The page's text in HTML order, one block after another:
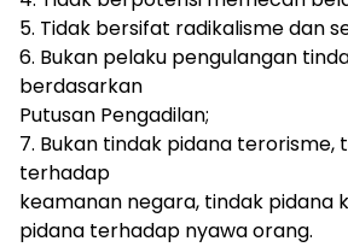
5. Tidak bersifat radikalisme dan
6. Bukan pelaku pengulangan
berdasarkan
Putusan Pengadilan;
7. Bukan tindak pidana terorisme,
terhadap
keamanan negara, tindak pidana
pidana terhadap nyawa orang.